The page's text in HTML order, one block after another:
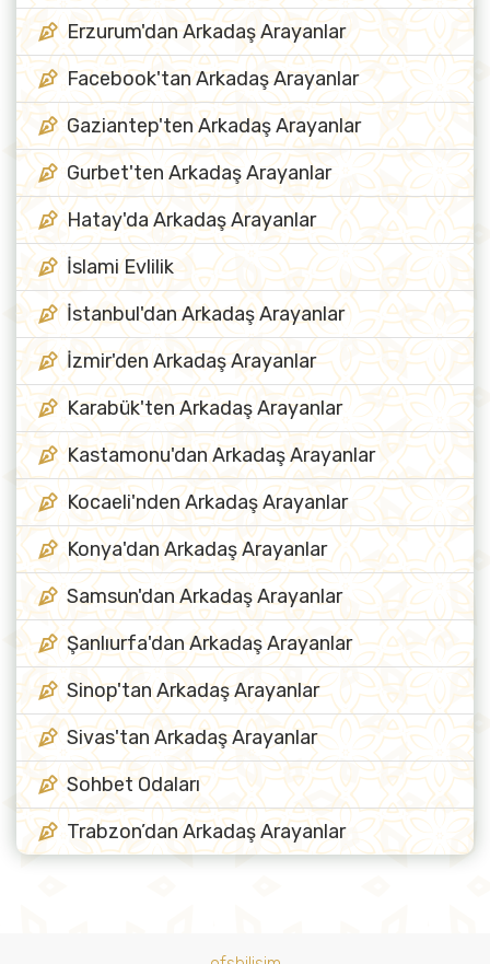
Erzurum'dan Arkadaş Arayanlar
Facebook'tan Arkadaş Arayanlar
Gaziantep'ten Arkadaş Arayanlar
Gurbet'ten Arkadaş Arayanlar
Hatay'da Arkadaş Arayanlar
İslami Evlilik
İstanbul'dan Arkadaş Arayanlar
İzmir'den Arkadaş Arayanlar
Karabük'ten Arkadaş Arayanlar
Kastamonu'dan Arkadaş Arayanlar
Kocaeli'nden Arkadaş Arayanlar
Konya'dan Arkadaş Arayanlar
Samsun'dan Arkadaş Arayanlar
Şanlıurfa'dan Arkadaş Arayanlar
Sinop'tan Arkadaş Arayanlar
Sivas'tan Arkadaş Arayanlar
Sohbet Odaları
Trabzon’dan Arkadaş Arayanlar